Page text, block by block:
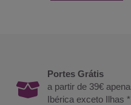
Portes Grátis
a partir de 39€
Ibérica exceto Ilhas *